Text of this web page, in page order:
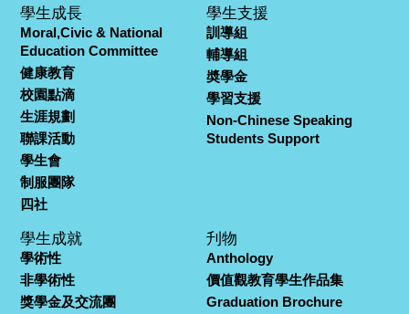
學生成長
Moral,Civic & National
Education Committee
健康教育
校園點滴
生涯規劃
聯課活動
學生會
制服團隊
四社
學生支援
訓導組
輔導組
奬學金
學習支援
Non-Chinese Speaking
Students Support
學生成就
學術性
非學術性
獎學金及交流團
刋物
Anthology
價值觀教育學生作品集
Graduation Brochure